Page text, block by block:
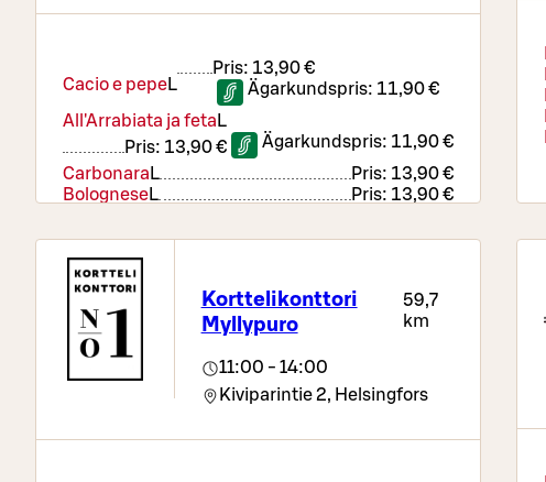
Cacio e pepeL
Pris: 13,90 €
Ägarkundspris: 11,90 €
All'Arrabiata ja feta L
Pris: 13,90 € Ägarkundspris: 11,90 €
Carbonara L Pris: 13,90 €
BologneseL Pris: 13,90 €
Lounassalaatti
Pris:13,90 €
Hanavirvoitusjuoma 0,4 l
Korttelikonttori
Myllypuro
59,7
km
11:00 - 14:00
Kiviparintie 2, Helsingfors